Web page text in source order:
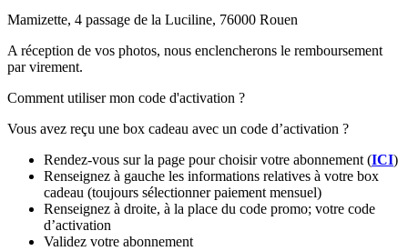
Mamizette, 4 passage de la Luciline, 76000 Rouen
A réception de vos photos, nous enclencherons le remboursement
par virement.
Comment utiliser mon code d'activation ?
Vous avez reçu une box cadeau avec un code d’activation ?
Rendez-vous sur la page pour choisir votre abonnement (ICI)
Renseignez à gauche les informations relatives à votre box
cadeau (toujours sélectionner paiement mensuel)
Renseignez à droite, à la place du code promo; votre code
d’activation
Validez votre abonnement